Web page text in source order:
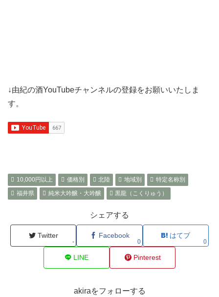
↓由紀の酒YouTubeチャンネルの登録をお願いいたしま
す。
10,000円以上 価格別 北陸 地域別
特定名称別
福井県
純米大吟醸・大吟醸 黒龍（こくりゅう）
シェアする
Twitter
-
Facebook
0
はてブ
0
LINE Pinterest
akiraをフォローする